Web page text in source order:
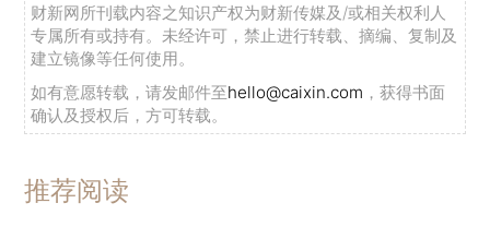
财新网所刊载内容之知识产权为财新传媒及/或相关权利人
专属所有或持有。未经许可，禁止进行转载、摘编、复制及
建立镜像等任何使用。
如有意愿转载，请发邮件至hello@caixin.com ，获得书面
确认及授权后，方可转载。
推荐阅读